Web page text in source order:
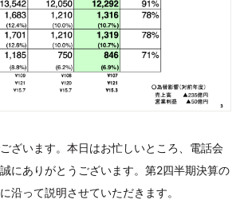
ございます。本日はお忙しいところ、電話会
にありがとうございます。第2四半期決算の
沿って説明させていただきます。